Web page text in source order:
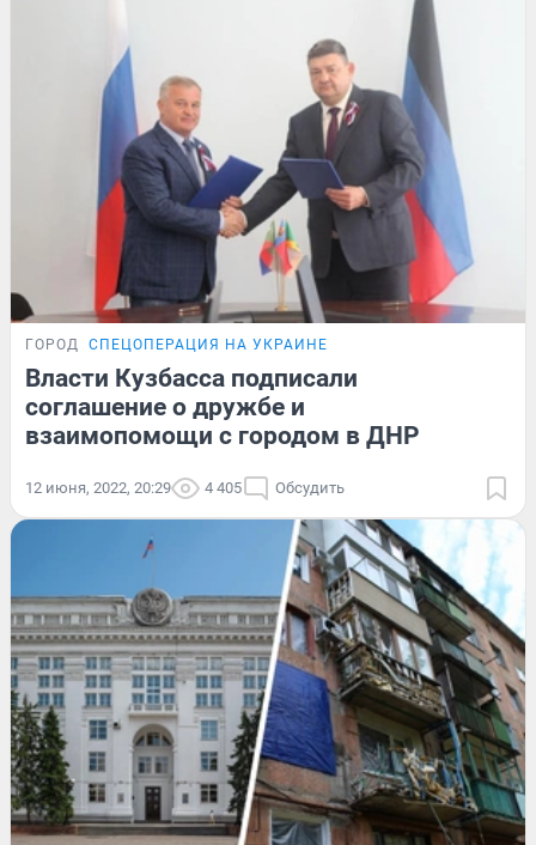
ГОРОД СПЕЦОПЕРАЦИЯ НА УКРАИНЕ
Власти Кузбасса подписали
соглашение о дружбе и
взаимопомощи с городом в ДНР
12 июня, 2022, 20:29 4 405 Обсудить